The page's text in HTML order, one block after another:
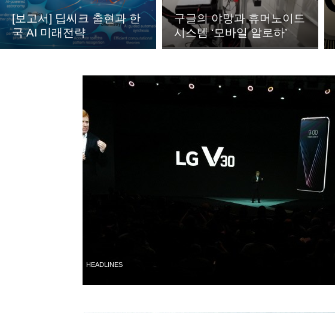
[보고서] 딥씨크 출현과 한
국 AI 미래전략
구글의 야망과 휴머노이드
시스템 ‘모바일 알로하’
HEADLINES